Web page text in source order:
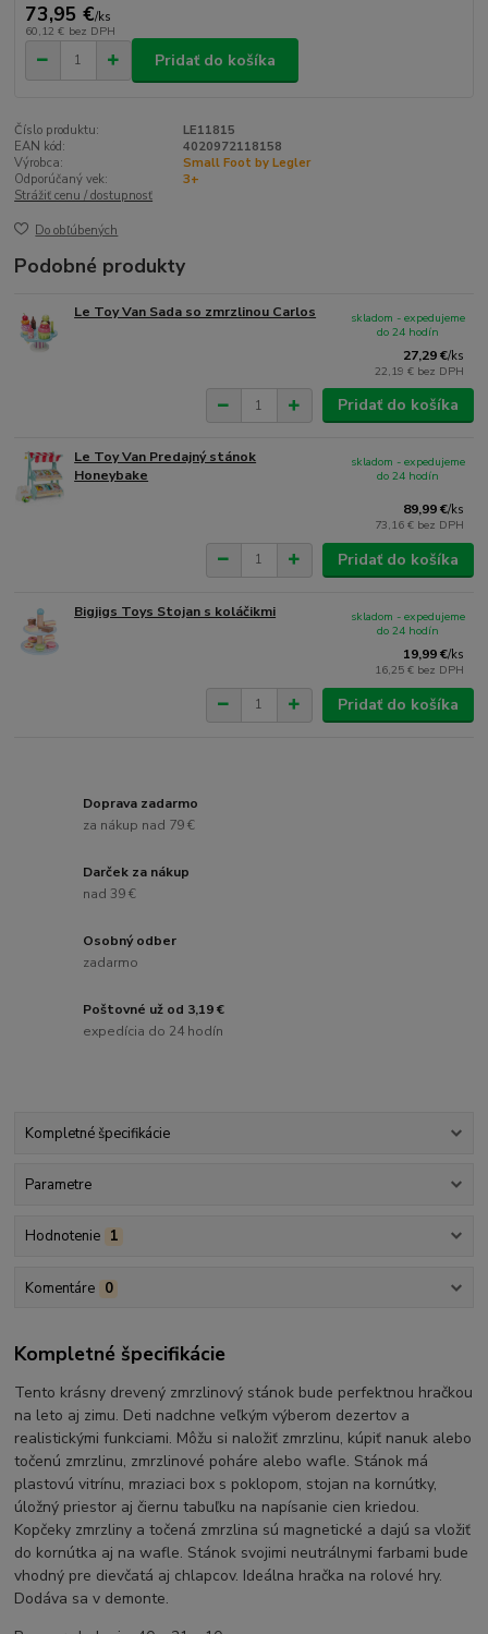
73,95 €/ks
60,12 € bez DPH
Pridať do košíka
Číslo produktu:
LE11815
EAN kód:
4020972118158
Výrobca:
Small Foot by Legler
Odporúčaný vek:
3+
Strážiť cenu / dostupnosť
Do obľúbených
Podobné produkty
Le Toy Van Sada so zmrzlinou Carlos
27,29 €/ks
22,19 € bez DPH
skladom - expedujeme
do 24 hodín
Pridať do košíka
Le Toy Van Predajný stánok
Honeybake
89,99 €/ks
73,16 € bez DPH
skladom - expedujeme
do 24 hodín
Pridať do košíka
Bigjigs Toys Stojan s koláčikmi
19,99 €/ks
16,25 € bez DPH
skladom - expedujeme
do 24 hodín
Pridať do košíka
Doprava zadarmo
za nákup nad 79 €
Darček za nákup
nad 39 €
Osobný odber
zadarmo
Poštovné už od 3,19 €
expedícia do 24 hodín
Kompletné špecifikácie
Parametre
Hodnotenie 1
Komentáre 0
Kompletné špecifikácie
Tento krásny drevený zmrzlinový stánok bude perfektnou hračkou
na leto aj zimu. Deti nadchne veľkým výberom dezertov a
realistickými funkciami. Môžu si naložiť zmrzlinu, kúpiť nanuk alebo
točenú zmrzlinu, zmrzlinové poháre alebo wafle. Stánok má
plastovú vitrínu, mraziaci box s poklopom, stojan na kornútky,
úložný priestor aj čiernu tabuľku na napísanie cien kriedou.
Kopčeky zmrzliny a točená zmrzlina sú magnetické a dajú sa vložiť
do kornútka aj na wafle. Stánok svojimi neutrálnymi farbami bude
vhodný pre dievčatá aj chlapcov. Ideálna hračka na rolové hry.
Dodáva sa v demonte.